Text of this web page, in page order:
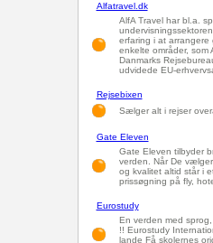
Alfatravel.dk
AlfA Travel har bl.a.
erfaring i at
enkelte områder, som
Danmarks
udvidede EU-
Rejsebixen
Sælger alt i rejser
Gate Eleven
Gate Eleven tilbyder
verden. Når De
og kvalitet altid står i
prissøgning på fly,
Eurostudy
En verden med
!! Eurostudy
lande Få skolernes